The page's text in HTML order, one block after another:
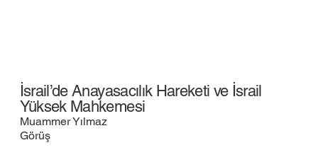
İsrail’de Anayasacılık Hareketi ve İsrail
Yüksek Mahkemesi
Muammer Yılmaz
Görüş